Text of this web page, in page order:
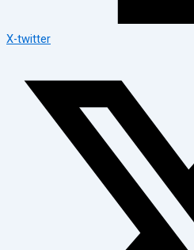
X-twitter